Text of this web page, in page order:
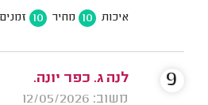
איכות 10 מחיר 10 זמנים
לנה ג. כפר יונה.
משוב: 12/05/2026
9